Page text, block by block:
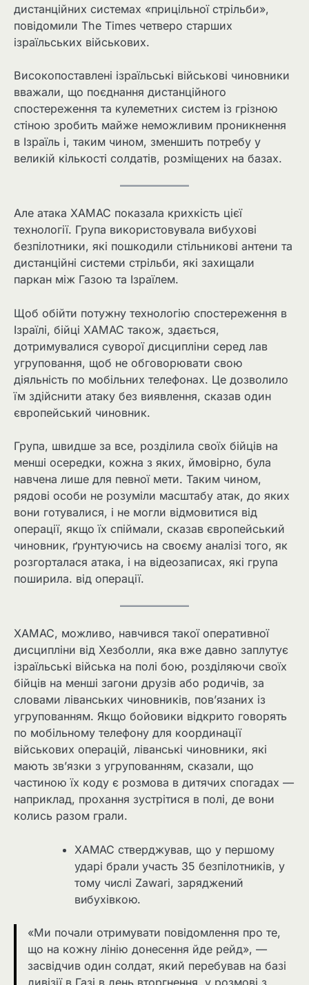
дистанційних системах «прицільної стрільби»,
повідомили The Times четверо старших
ізраїльських військових.
Високопоставлені ізраїльські військові чиновники
вважали, що поєднання дистанційного
спостереження та кулеметних систем із грізною
стіною зробить майже неможливим проникнення
в Ізраїль і, таким чином, зменшить потребу у
великій кількості солдатів, розміщених на базах.
Але атака ХАМАС показала крихкість цієї
технології. Група використовувала вибухові
безпілотники, які пошкодили стільникові антени та
дистанційні системи стрільби, які захищали
паркан між Газою та Ізраїлем.
Щоб обійти потужну технологію спостереження в
Ізраїлі, бійці ХАМАС також, здається,
дотримувалися суворої дисципліни серед лав
угруповання, щоб не обговорювати свою
діяльність по мобільних телефонах. Це дозволило
їм здійснити атаку без виявлення, сказав один
європейський чиновник.
Група, швидше за все, розділила своїх бійців на
менші осередки, кожна з яких, ймовірно, була
навчена лише для певної мети. Таким чином,
рядові особи не розуміли масштабу атак, до яких
вони готувалися, і не могли відмовитися від
операції, якщо їх спіймали, сказав європейський
чиновник, ґрунтуючись на своєму аналізі того, як
розгорталася атака, і на відеозаписах, які група
поширила. від операції.
ХАМАС, можливо, навчився такої оперативної
дисципліни від Хезболли, яка вже давно заплутує
ізраїльські війська на полі бою, розділяючи своїх
бійців на менші загони друзів або родичів, за
словами ліванських чиновників, пов’язаних із
угрупованням. Якщо бойовики відкрито говорять
по мобільному телефону для координації
військових операцій, ліванські чиновники, які
мають зв’язки з угрупованням, сказали, що
частиною їх коду є розмова в дитячих спогадах —
наприклад, прохання зустрітися в полі, де вони
колись разом грали.
ХАМАС стверджував, що у першому
ударі брали участь 35 безпілотників, у
тому числі Zawari, заряджений
вибухівкою.
«Ми почали отримувати повідомлення про те,
що на кожну лінію донесення йде рейд», —
засвідчив один солдат, який перебував на базі
дивізії в Газі в день вторгнення, у розмові з